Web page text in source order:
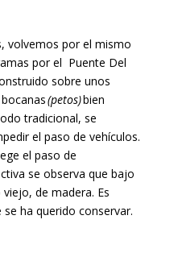
volvemos por el mismo
por el Puente Del
sobre unos
(petos)bien
tradicional, se
el paso de vehículos.
el paso de
se observa que bajo
de madera. Es
se ha querido conservar.